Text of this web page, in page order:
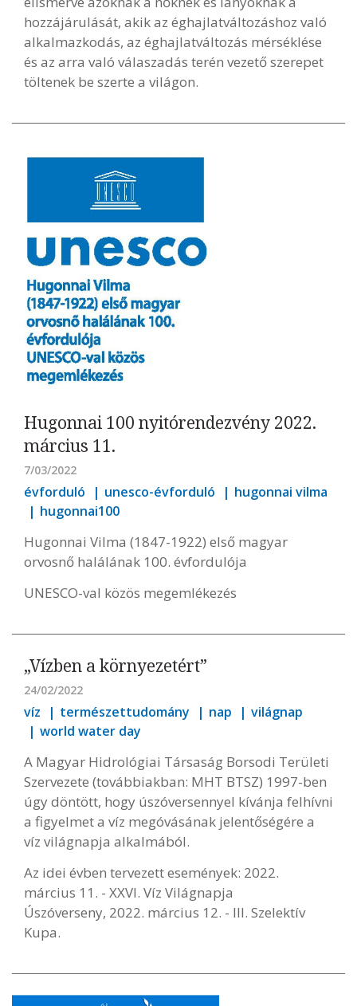
hozzájárulását, akik az éghajlatváltozáshoz való
alkalmazkodás, az éghajlatváltozás mérséklése
és az arra való válaszadás terén vezető szerepet
töltenek be szerte a világon.
Hugonnai 100 nyitórendezvény 2022.
március 11.
7/03/2022
évforduló unesco-évforduló
hugonnai vilma
hugonnai100
Hugonnai Vilma (1847-1922) első magyar
orvosnő halálának 100. évfordulója
UNESCO-val közös megemlékezés
„Vízben a környezetért”
24/02/2022
víz természettudomány nap
világnap
world water day
A Magyar Hidrológiai Társaság Borsodi Területi
Szervezete (továbbiakban: MHT BTSZ) 1997-ben
úgy döntött, hogy úszóversennyel kívánja felhívni
a figyelmet a víz megóvásának jelentőségére a
víz világnapja alkalmából.
Az idei évben tervezett események: 2022.
március 11. - XXVI. Víz Világnapja
Úszóverseny, 2022. március 12. - III. Szelektív
Kupa.